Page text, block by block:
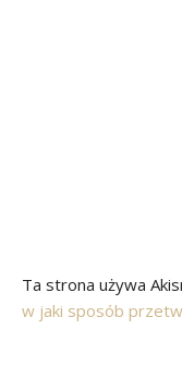
Ta strona używa
w jaki sposób